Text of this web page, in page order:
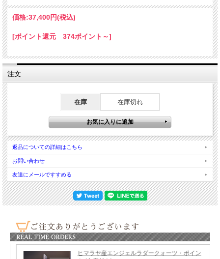
価格:37,400円(税込)
[ポイント還元 374ポイント～]
注文
在庫 在庫切れ
返品についての詳細はこちら
お問い合わせ
友達にメールですすめる